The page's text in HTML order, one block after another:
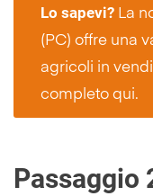
Lo sapevi? La
(PC) offre una
agricoli in
completo qui.
Passaggio